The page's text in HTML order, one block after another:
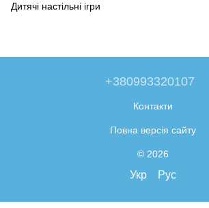
Дитячі настільні ігри
+380993320107
Контакти
Повна версія сайту
© 2026
Укр Рус